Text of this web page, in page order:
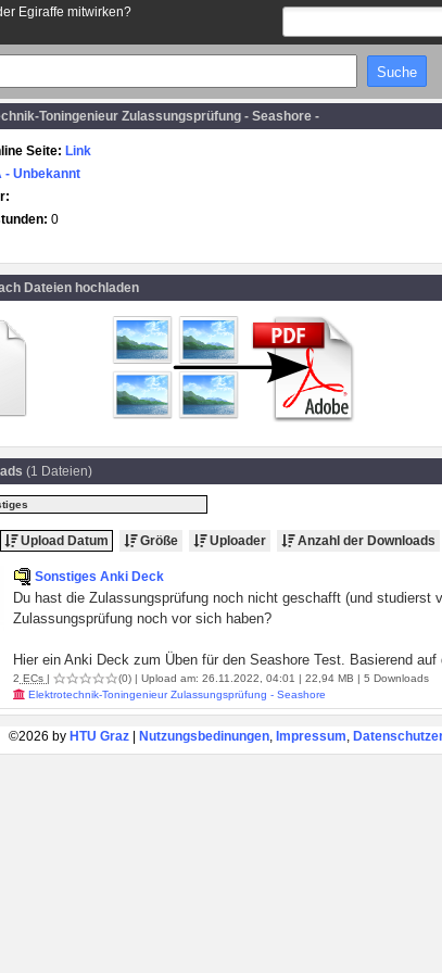
Egiraffe mitwirken?
Toningenieur Zulassungsprüfung - Seashore -
Seite: Link
- Unbekannt
0
Dateien hochladen
(1 Dateien)
Upload Datum Größe Uploader Anzahl der Downloads
Sonstiges Anki Deck
Du hast die Zulassungsprüfung noch nicht geschafft (und studierst
Zulassungsprüfung noch vor sich haben?
Hier ein Anki Deck zum Üben für den Seashore Test. Basierend
2 ECs | (0) | Upload am: 26.11.2022, 04:01 | 22,94 MB | 5 Downloads
Elektrotechnik-Toningenieur Zulassungsprüfung - Seashore
©2026 by HTU Graz| Nutzungsbedinungen, Impressum,